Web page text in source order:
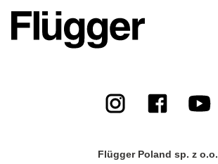
Flügger Poland sp. z o.o.